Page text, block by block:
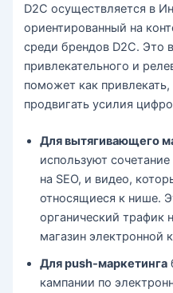
D2C осуществляется в
ориентированный на
среди брендов D2C. Это
привлекательного и
поможет как привлекать,
продвигать усилия
Для вытягивающего
используют
на SEO, и видео,
относящиеся к нише.
органический трафик
магазин электронной
Для push-маркетинга
кампании по